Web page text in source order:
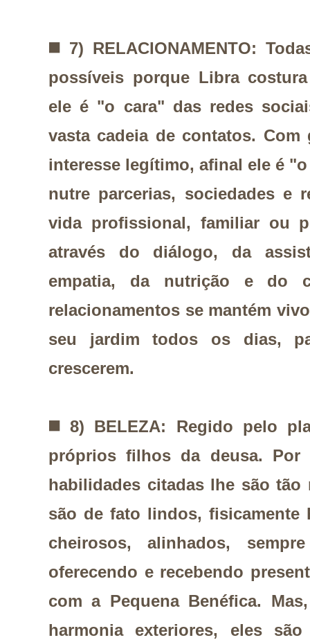
◼️ 7) RELACIONAMENTO:
possíveis porque Libra
ele é "o cara" das redes
vasta cadeia de contatos. Com
interesse legítimo, afinal ele é
nutre parcerias, sociedades e
vida profissional, familiar ou
através do diálogo, da
empatia, da nutrição e do
relacionamentos se mantém
seu jardim todos os dias,
crescerem.
◼️8) BELEZA: Regido pelo
próprios filhos da deusa. Por
habilidades citadas lhe são
são de fato lindos, fisicamente
cheirosos, alinhados,
oferecendo e recebendo
com a Pequena Benéfica.
harmonia exteriores, eles